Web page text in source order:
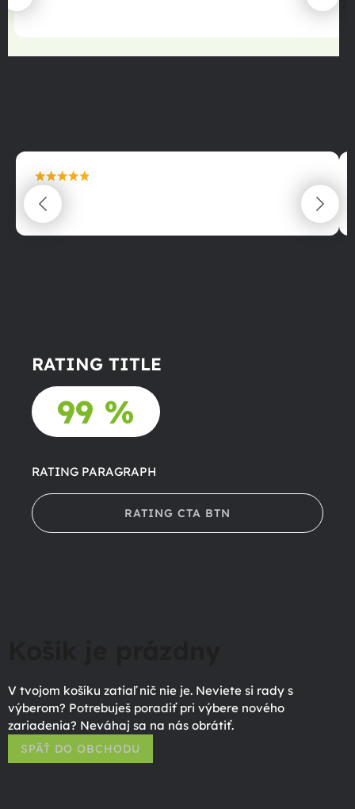
22.06.2025
maximální spokojenost
22.06.2025
RATING TITLE
99 %
RATING PARAGRAPH
RATING CTA BTN
V tvojom košíku zatiaľ nič nie je. Neviete si rady s
výberom? Potrebuješ poradiť pri výbere nového
zariadenia? Neváhaj sa na nás obrátiť.
SPÄŤ DO OBCHODU